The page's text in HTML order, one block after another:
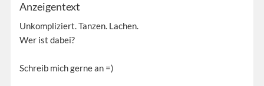
Anzeigentext
Unkompliziert. Tanzen. Lachen.
Wer ist dabei?
Schreib mich gerne an =)